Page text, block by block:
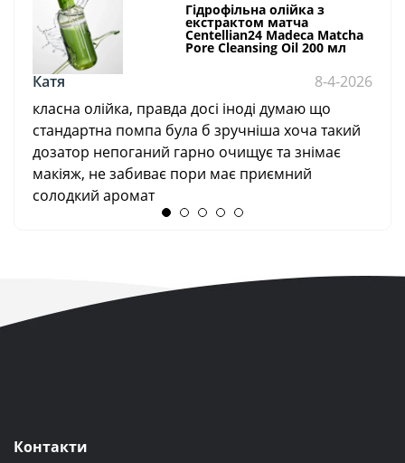
Гідрофільна олійка з
екстрактом матча
Centellian24 Madeca Matcha
Pore Cleansing Oil 200 мл
Катя
8-4-2026
класна олійка, правда досі іноді думаю що
стандартна помпа була б зручніша хоча такий
дозатор непоганий гарно очищує та знімає
макіяж, не забиває пори має приємний
солодкий аромат
Контакти